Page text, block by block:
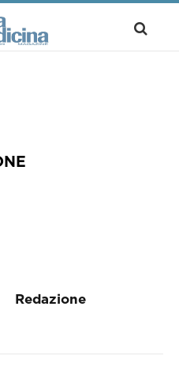
Redazione